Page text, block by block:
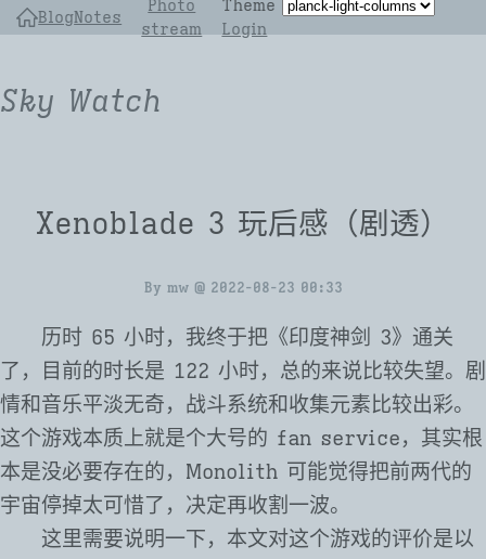
BlogNotes
Photo
stream
Theme
Login
Sky Watch
Xenoblade 3 玩后感（剧透）
By mw@2022-08-23 00:33
历时 65 小时，我终于把《印度神剑 3》通关
了，目前的时长是 122 小时，总的来说比较失望。剧
情和音乐平淡无奇，战斗系统和收集元素比较出彩。
这个游戏本质上就是个大号的 fan service，其实根
本是没必要存在的，Monolith 可能觉得把前两代的
宇宙停掉太可惜了，决定再收割一波。
这里需要说明一下，本文对这个游戏的评价是以